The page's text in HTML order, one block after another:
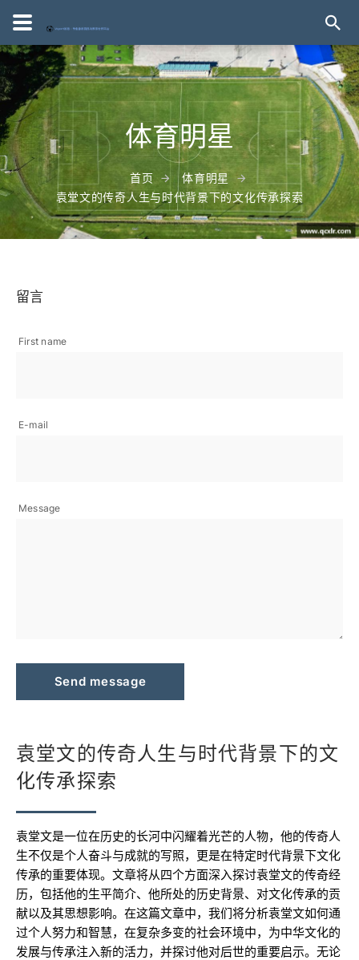
体育明星
首页
体育明星
袁堂文的传奇人生与时代背景下的文化传承探索
留言
First name
E-mail
Message
Send message
袁堂文的传奇人生与时代背景下的文
化传承探索
袁堂文是一位在历史的长河中闪耀着光芒的人物，他的传奇人
生不仅是个人奋斗与成就的写照，更是在特定时代背景下文化
传承的重要体现。文章将从四个方面深入探讨袁堂文的传奇经
历，包括他的生平简介、他所处的历史背景、对文化传承的贡
献以及其思想影响。在这篇文章中，我们将分析袁堂文如何通
过个人努力和智慧，在复杂多变的社会环境中，为中华文化的
发展与传承注入新的活力，并探讨他对后世的重要启示。无论